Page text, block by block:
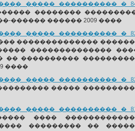
����� ���������� �
��������
������ ������ 2009 ����
����� ���������� �
��������������
��������������
�� ����������
����
����� ���������� �
�����
����� ���������� �
����
��������� ��